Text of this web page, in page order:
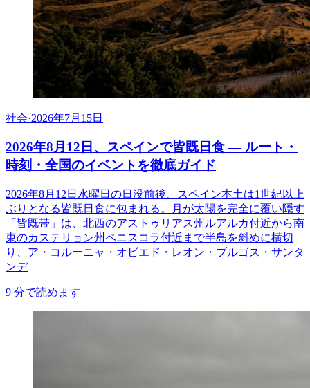
社会·2026年7月15日
2026年8月12日、スペインで皆既日食 ― ルート・
時刻・全国のイベントを徹底ガイド
2026年8月12日水曜日の日没前後、スペイン本土は1世紀以上
ぶりとなる皆既日食に包まれる。月が太陽を完全に覆い隠す
「皆既帯」は、北西のアストゥリアス州ルアルカ付近から南
東のカステリョン州ペニスコラ付近まで半島を斜めに横切
り、ア・コルーニャ・オビエド・レオン・ブルゴス・サンタ
ンデ
9 分で読めます